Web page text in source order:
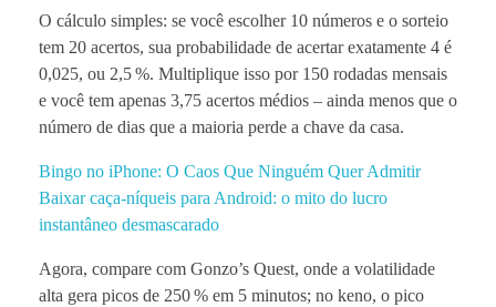
O cálculo simples: se você escolher 10 números e o sorteio
tem 20 acertos, sua probabilidade de acertar exatamente 4 é
0,025, ou 2,5 %. Multiplique isso por 150 rodadas mensais
e você tem apenas 3,75 acertos médios – ainda menos que o
número de dias que a maioria perde a chave da casa.
Bingo no iPhone: O Caos Que Ninguém Quer Admitir
Baixar caça‑níqueis para Android: o mito do lucro
instantâneo desmascarado
Agora, compare com Gonzo’s Quest, onde a volatilidade
alta gera picos de 250 % em 5 minutos; no keno, o pico